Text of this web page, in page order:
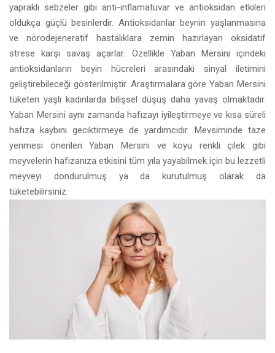
oldukça güçlü besinlerdir. Antioksidanlar beynin yaşlanmasına
ve nörodejeneratif hastalıklara zemin hazırlayan oksidatif
strese karşı savaş açarlar. Özellikle Yaban Mersini içindeki
antioksidanların beyin hücreleri arasındaki sinyal iletimini
geliştirebileceği gösterilmiştir. Araştırmalara göre Yaban Mersini
tüketen yaşlı kadınlarda bilişsel düşüş daha yavaş olmaktadır.
Yaban Mersini aynı zamanda hafızayı iyileştirmeye ve kısa süreli
hafıza kaybını geciktirmeye de yardımcıdır. Mevsiminde taze
yenmesi önerilen Yaban Mersini ve koyu renkli çilek gibi
meyvelerin hafızanıza etkisini tüm yıla yayabilmek için bu lezzetli
meyveyi dondurulmuş ya da kurutulmuş olarak da
tüketebilirsiniz.